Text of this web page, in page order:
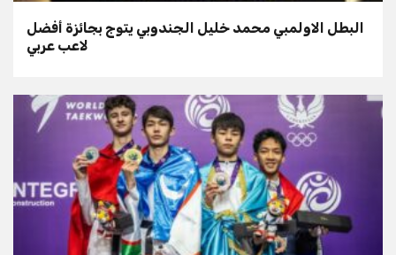
البطل الاولمبي محمد خليل الجندوبي يتوج بجائزة أفضل
لاعب عربي